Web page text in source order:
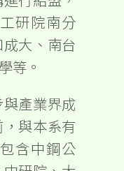
研院南分
大、南台
等。
產業界成
與本系有
含中鋼公